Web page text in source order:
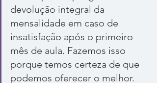
devolução integral da
mensalidade em caso de
insatisfação após o primeiro
mês de aula. Fazemos isso
porque temos certeza de que
podemos oferecer o melhor.